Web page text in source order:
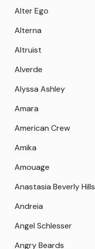
Alter Ego
Alterna
Altruist
Alverde
Alyssa Ashley
Amara
American Crew
Amika
Amouage
Anastasia Beverly Hills
Andreia
Angel Schlesser
Angry Beards